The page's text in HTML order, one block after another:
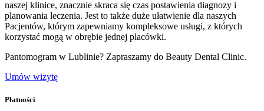
naszej klinice, znacznie skraca się czas postawienia diagnozy i
planowania leczenia. Jest to także duże ułatwienie dla naszych
Pacjentów, którym zapewniamy kompleksowe usługi, z których
korzystać mogą w obrębie jednej placówki.
Pantomogram w Lublinie? Zapraszamy do Beauty Dental Clinic.
Umów wizytę
Płatności